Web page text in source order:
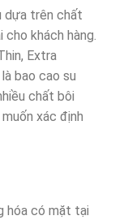
dựa trên chất
khách hàng.
Extra
bao cao su
chất bôi
xác định
hóa có mặt tại